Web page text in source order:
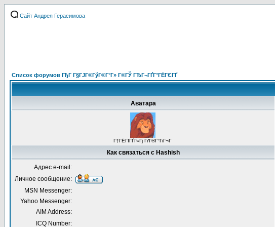
Сайт Андрея Герасимова
Список форумов ГђГ Г§ГЈГ®ГўГ®Г°Г» Г®ГЎ ГЂГ¬ГҐГ°ГЁГЄГҐ
Аватара
Г†ГЁГІГҐГ«Гј ГґГ®Г°ГіГ¬Г
Как связаться с Hashish
Адрес e-mail:
Личное сообщение:
MSN Messenger:
Yahoo Messenger:
AIM Address:
ICQ Number: